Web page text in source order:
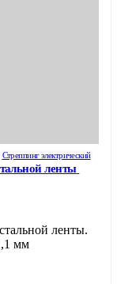
Стреппинг электрический
ленты
ленты.
мм